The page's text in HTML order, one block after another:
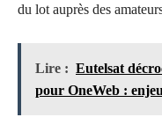
du lot auprès des
Lire : Eutelsat
pour OneWeb :